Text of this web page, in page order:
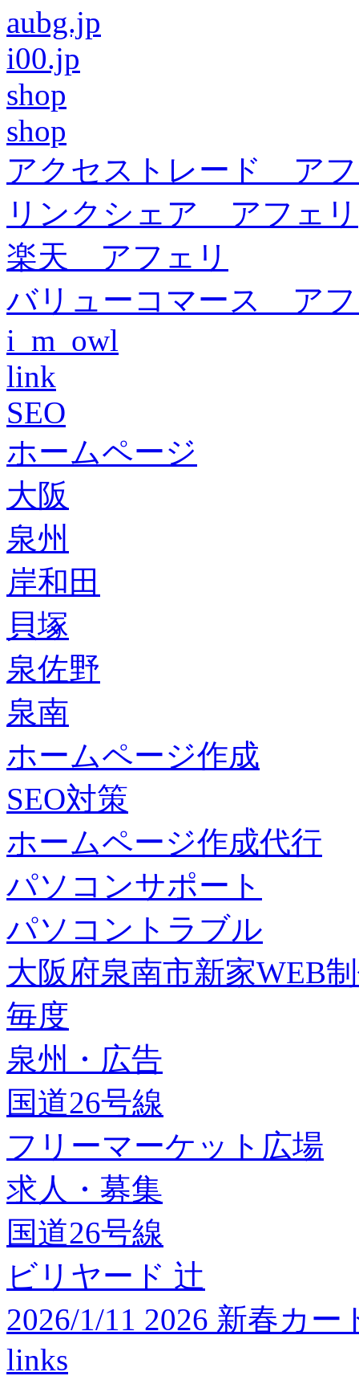
aubg.jp
i00.jp
shop
shop
アクセストレード ア
リンクシェア アフェリ
楽天 アフェリ
バリューコマース ア
i_m_owl
link
SEO
ホームページ
大阪
泉州
岸和田
貝塚
泉佐野
泉南
ホームページ作成
SEO対策
ホームページ作成代行
パソコンサポート
パソコントラブル
大阪府泉南市新家WEB
毎度
泉州・広告
国道26号線
フリーマーケット広場
求人・募集
国道26号線
ビリヤード 辻
2026/1/11 2026 新春カ
links